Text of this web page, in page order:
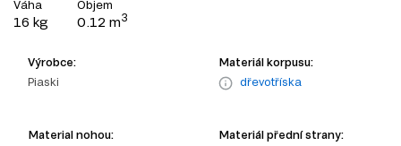
Váha
16 kg
Objem
0.12 m3
Výrobce:
Piaski
Materiál korpusu:
dřevotříska
Material nohou:
Materiál přední strany: